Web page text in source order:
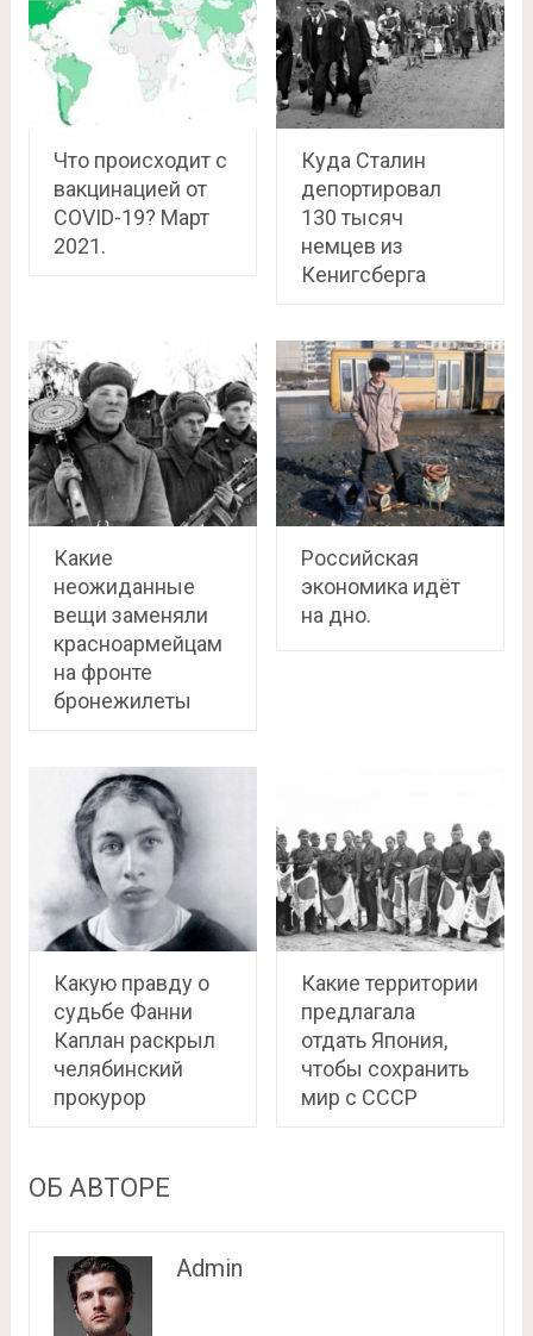
Что происходит с
вакцинацией от
COVID-19? Март
2021.
Куда Сталин
депортировал
130 тысяч
немцев из
Кенигсберга
Какие
неожиданные
вещи заменяли
красноармейцам
на фронте
бронежилеты
Российская
экономика идёт
на дно.
Какую правду о
судьбе Фанни
Каплан раскрыл
челябинский
прокурор
Какие территории
предлагала
отдать Япония,
чтобы сохранить
мир с СССР
ОБ АВТОРЕ
Admin